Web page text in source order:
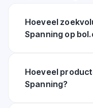
Hoeveel
Spanning op
Hoeveel
Spanning?